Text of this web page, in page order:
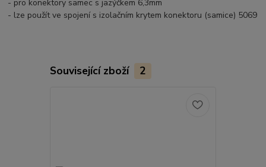
- pro konektory samec s jazýčkem 6,3mm
- lze použít ve spojení s izolačním krytem konektoru (samice) 5069
Související zboží 2